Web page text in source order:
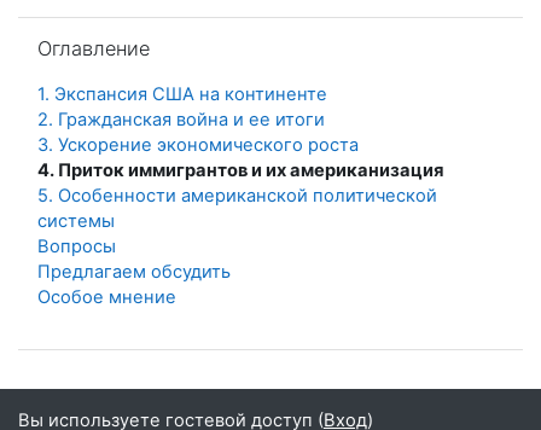
Оглавление
1. Экспансия США на континенте
2. Гражданская война и ее итоги
3. Ускорение экономического роста
4. Приток иммигрантов и их американизация
5. Особенности американской политической
системы
Вопросы
Предлагаем обсудить
Особое мнение
Вы используете гостевой доступ (Вход)